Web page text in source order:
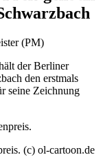
(PM)
der Berliner
den erstmals
seine Zeichnung
(c) ol-cartoon.de